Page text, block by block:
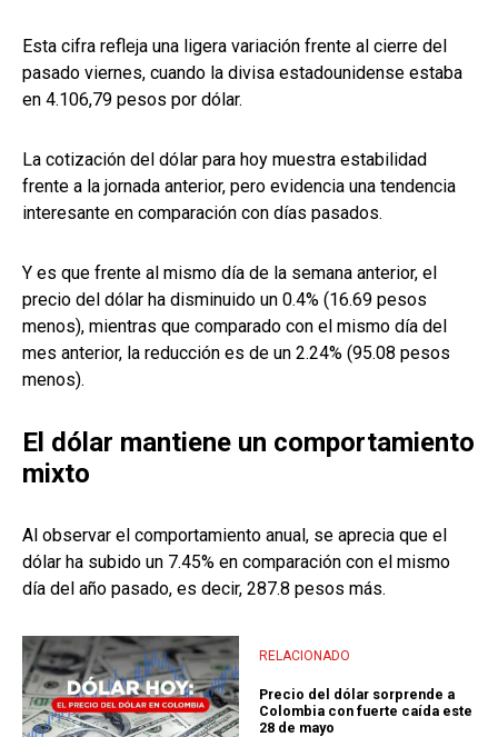
Esta cifra refleja una ligera variación frente al cierre del
pasado viernes, cuando la divisa estadounidense estaba
en 4.106,79 pesos por dólar.
La cotización del dólar para hoy muestra estabilidad
frente a la jornada anterior, pero evidencia una tendencia
interesante en comparación con días pasados.
Y es que frente al mismo día de la semana anterior, el
precio del dólar ha disminuido un 0.4% (16.69 pesos
menos), mientras que comparado con el mismo día del
mes anterior, la reducción es de un 2.24% (95.08 pesos
menos).
El dólar mantiene un comportamiento
mixto
Al observar el comportamiento anual, se aprecia que el
dólar ha subido un 7.45% en comparación con el mismo
día del año pasado, es decir, 287.8 pesos más.
RELACIONADO
Precio del dólar sorprende a
Colombia con fuerte caída este
28 de mayo